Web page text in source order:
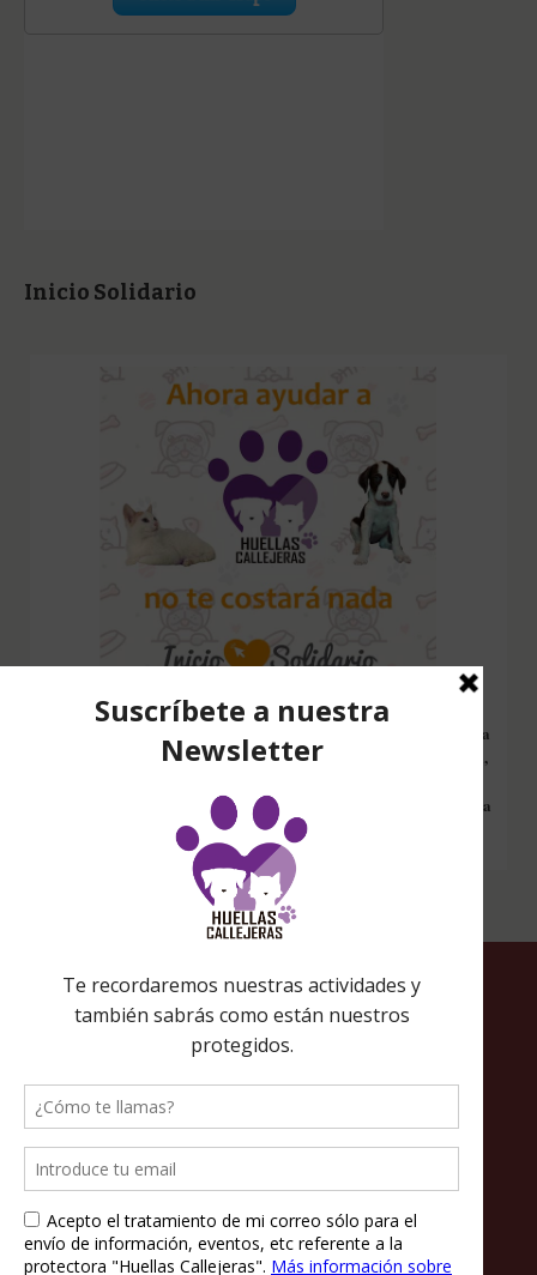
Inicio Solidario
Configura nuestro Inicio Solidario en todos tus dispositivos y cada
vez que entres a hacer una búsqueda en internet desde esa página,
Amazon desde ahí, tu compra será solidaria sin ningún coste extra
para ti.